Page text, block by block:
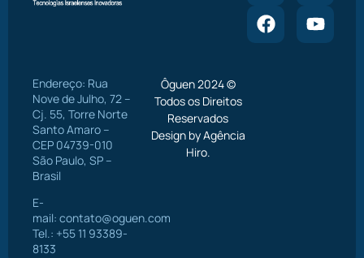
Endereço: Rua
Nove de Julho, 72 –
Cj. 55, Torre Norte
Santo Amaro –
CEP 04739-010
São Paulo, SP –
Brasil
E-
mail: contato@oguen.com
Tel.: +55 11 93389-
8133
Ôguen 2024 ©
Todos os Direitos
Reservados
Design by Agência
Hiro.